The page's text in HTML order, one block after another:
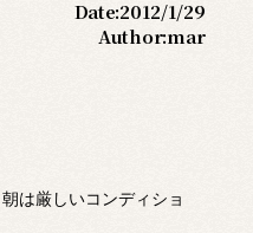
Date:2012/1/29
Author:mar
は厳しいコンディショ